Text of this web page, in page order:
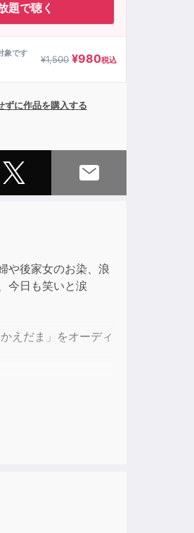
題で聴く
象です
¥1,500 ¥980税込
ずに作品を購入する
や後家女のお染、浪
今日も笑いと涙
えだま」をオーディ
したものです。